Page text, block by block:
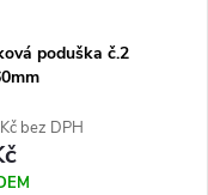
poduška č.2
bez DPH